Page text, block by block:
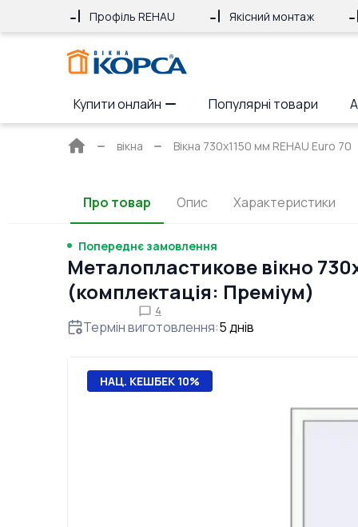
Профіль REHAU Якісний монтаж
Купити онлайн Популярні товари
Головна
вікна Вікна 730x1150 мм REHAU Euro 70
Про товар Опис Характеристики
Попереднє замовлення
Металопластикове вікно
(комплектація: Преміум)
4
Термін виготовлення:5днів
НАЦ. КЕШБЕК 10%